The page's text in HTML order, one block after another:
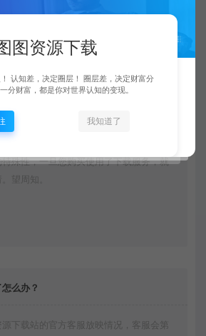
源。
？
殊性，一旦您购买使用了下载服务，就
望周知。
么办？
下载站的官方客服放映情况，客服会第
图资源下载
认知差，决定圈层！ 圈层差，决定财富分
分财富，都是你对世界认知的变现。
我知道了